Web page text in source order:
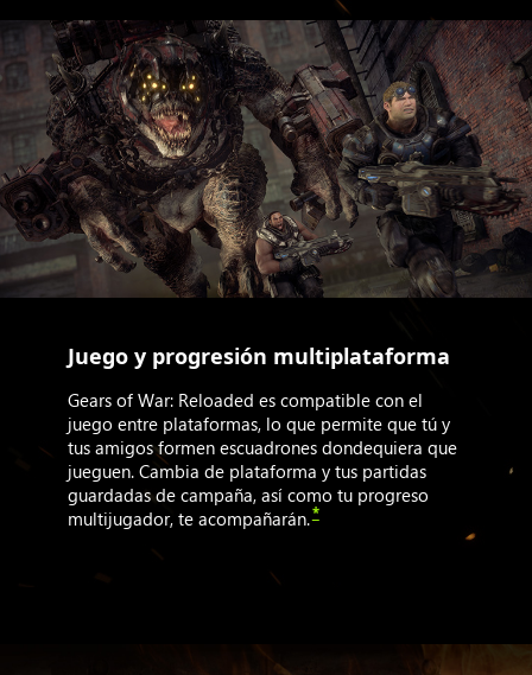
Juego y progresión multiplataforma
Gears of War: Reloaded es compatible con el
juego entre plataformas, lo que permite que tú y
tus amigos formen escuadrones dondequiera que
jueguen. Cambia de plataforma y tus partidas
guardadas de campaña, así como tu progreso
multijugador, te acompañarán.*